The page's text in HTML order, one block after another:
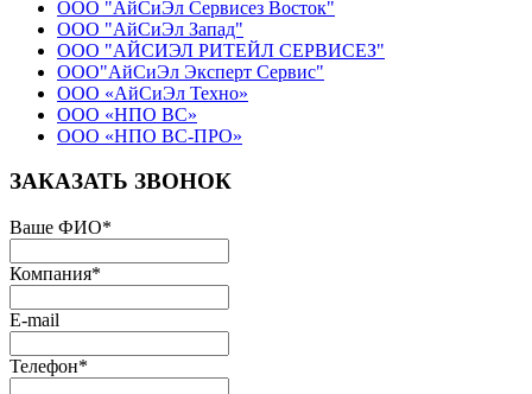
ООО "АйСиЭл Сервисез Восток"
ООО "АйСиЭл Запад"
ООО "АЙСИЭЛ РИТЕЙЛ СЕРВИСЕЗ"
ООО"АйСиЭл Эксперт Сервис"
ООО «АйСиЭл Техно»
ООО «НПО ВС»
ООО «НПО ВС-ПРО»
ЗАКАЗАТЬ ЗВОНОК
Ваше ФИО*
Компания*
E-mail
Телефон*